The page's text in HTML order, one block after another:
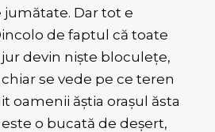
Dar tot e
de faptul că toate
devin niște bloculețe,
se vede pe ce teren
oamenii ăștia orașul ăsta
o bucată de deșert,